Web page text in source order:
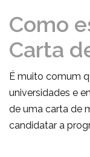
Como
Carta
É muito comum
universidades e
de uma carta de
candidatar a